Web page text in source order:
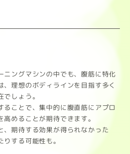
ニングマシンの中でも、腹筋に特化
、理想のボディラインを目指す多く
しょう。
ることで、集中的に腹直筋にアプロ
めることが期待できます。
、期待する効果が得られなかった
する可能性も。